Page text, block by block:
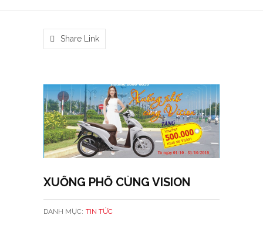
Share Link
XUỐNG PHỐ CÙNG VISION
DANH MỤC: TIN TỨC